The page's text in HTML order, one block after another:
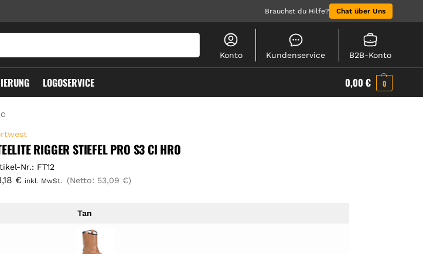
Brauchst du Hilfe? Chat über Uns
Konto Kundenservice B2B-Konto
LOGOSERVICE 0,00 € 0
RIGGER STIEFEL PRO S3 CI HRO
Nr.: FT12
€ inkl. MwSt. (Netto: 53,09 €)
Tan